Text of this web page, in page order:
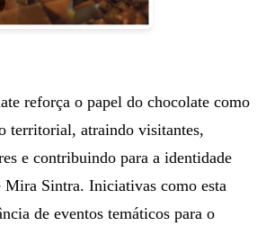
reforça o papel do chocolate como
territorial, atraindo visitantes,
e contribuindo para a identidade
Sintra. Iniciativas como esta
de eventos temáticos para o